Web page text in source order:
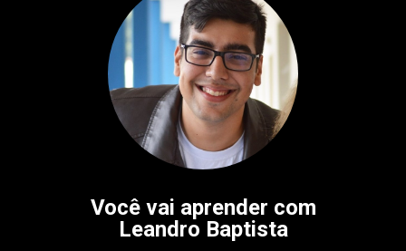
Você vai aprender com
Leandro Baptista